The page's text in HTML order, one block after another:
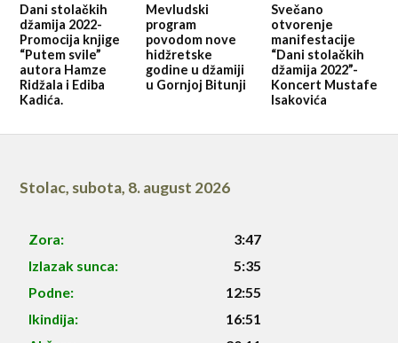
Dani stolačkih
džamija 2022-
Promocija knjige
“Putem svile”
autora Hamze
Ridžala i Ediba
Kadića.
Mevludski
program
povodom nove
hidžretske
godine u džamiji
u Gornjoj Bitunji
Svečano
otvorenje
manifestacije
“Dani stolačkih
džamija 2022”-
Koncert Mustafe
Isakovića
Stolac, subota, 8. august 2026
Zora:
3:47
Izlazak sunca:
5:35
Podne:
12:55
Ikindija:
16:51